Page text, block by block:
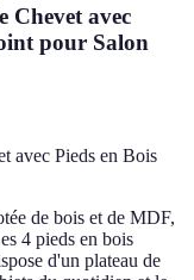
Chevet avec
pour Salon
de bois et de MDF,
4 pieds en bois
d'un plateau de